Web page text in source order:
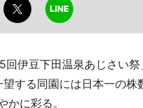
伊豆下田温泉あじさい
する同園には日本一の
に彩る。